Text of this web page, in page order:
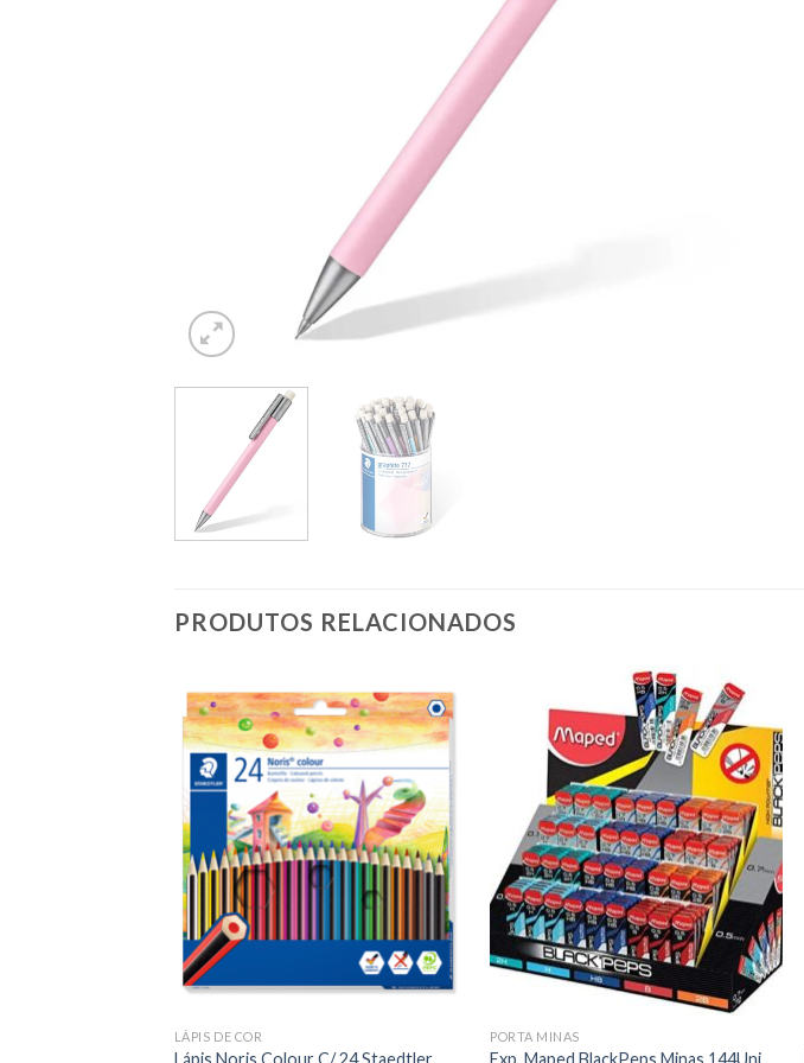
PRODUTOS RELACIONADOS
Add to
wishlist
LÁPIS DE COR
Lápis Noris Colour C/ 24 Staedtler
Add to
wishlist
PORTA MINAS
Exp. Maped BlackPeps Minas 144Uni.